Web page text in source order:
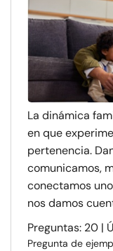
La dinámica
en que
pertenencia.
comunicamos,
conectamos
nos damos
Preguntas: 20 |
Pregunta de